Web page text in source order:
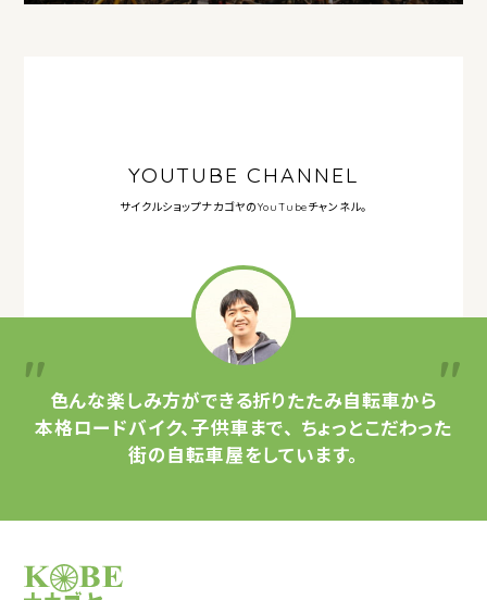
YOUTUBE CHANNEL
サイクルショップナカゴヤのYouTubeチャンネル。
色んな楽しみ方ができる折りたたみ自転車から
本格ロードバイク、子供車まで、 ちょっとこだわった
街の自転車屋をしています。
サイクルショップナカゴヤ